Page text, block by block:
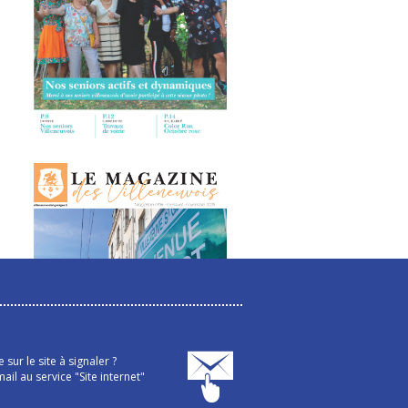
sur le site à signaler ?
au service "Site internet"